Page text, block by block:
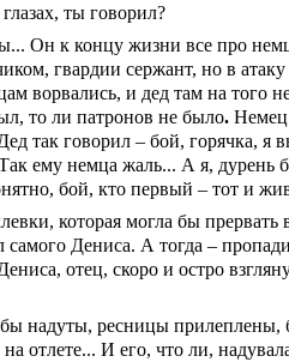
ты говорил?
Он к концу жизни все про
гвардии сержант, но в атаку
ворвались, и дед там на того
то ли патронов не было. Немец
так говорил – бой, горячка, я
ему немца жаль... А я, дурень
бой, кто первый – тот и
которая могла бы прервать
Дениса. А тогда –
отец, скоро и остро
надуты, ресницы прилеплены,
отлете... И его, что ли,